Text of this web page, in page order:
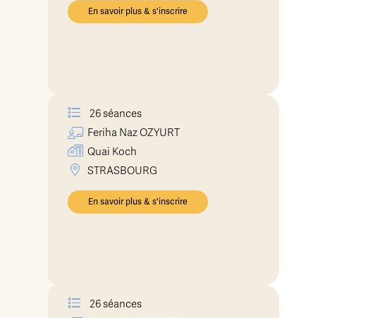
En savoir plus & s'inscrire
26 séances
Feriha NazOZYURT
Quai Koch
STRASBOURG
En savoir plus & s'inscrire
26 séances